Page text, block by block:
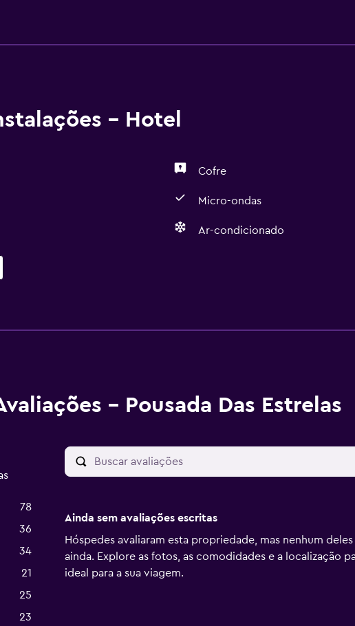
- Hotel
Cofre
Micro-ondas
Ar-condicionado
- Pousada Das Estrelas
78
36
34
21
25
23
Ainda sem avaliações escritas
Hóspedes avaliaram esta propriedade, mas nenhum
ainda. Explore as fotos, as comodidades e a localização
ideal para a sua viagem.